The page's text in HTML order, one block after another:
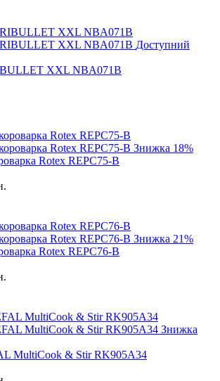
Доступний
XXL NBA071B
Знижка 18%
Rotex REPC75-B
Знижка 21%
Rotex REPC76-B
Знижка
MultiCook & Stir RK905A34